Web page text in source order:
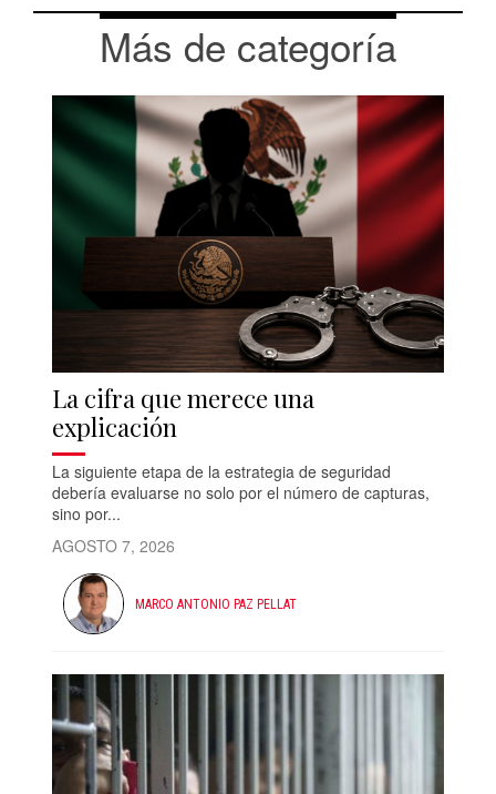
Más de categoría
La cifra que merece una
explicación
La siguiente etapa de la estrategia de seguridad
debería evaluarse no solo por el número de capturas,
sino por...
AGOSTO 7, 2026
MARCO ANTONIO PAZ PELLAT